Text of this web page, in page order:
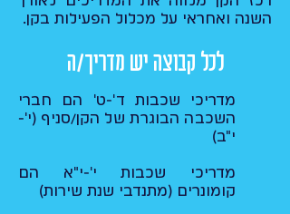
השנה ואחראי על מכלול הפעילות בקן.
לכל קבוצה יש מדריך/ה
מדריכי שכבות ד'-ט' הם חברי
השכבה הבוגרת של הקן/סניף (י'-
י"ב)
מדריכי שכבות י'-י"א הם
קומונרים (מתנדבי שנת שירות)